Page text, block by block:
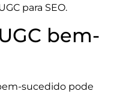
para SEO.
bem-
sucedido pode